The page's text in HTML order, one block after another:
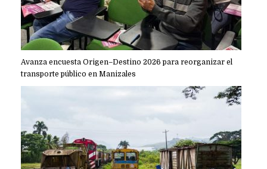
Avanza encuesta Origen–Destino 2026 para reorganizar el
transporte público en Manizales